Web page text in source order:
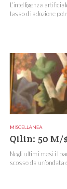
L’intelligenza
tasso di adozione
MISCELLANEA
Qilin: 50 M/
Negli ultimi mesi il
scosso da un’ondata